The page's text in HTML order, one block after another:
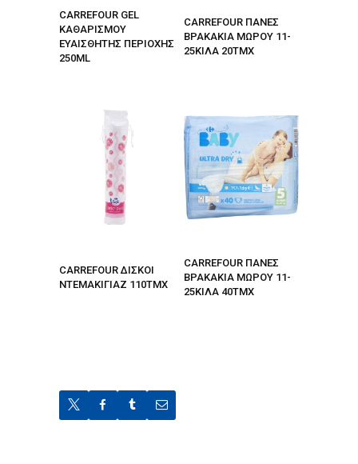
CARREFOUR GEL
ΚΑΘΑΡΙΣΜΟΥ
ΕΥΑΙΣΘΗΤΗΣ ΠΕΡΙΟΧΗΣ
250ML
CARREFOUR ΠΑΝΕΣ
ΒΡΑΚΑΚΙΑ ΜΩΡΟΥ 11-
25ΚΙΛΑ 20ΤΜΧ
CARREFOUR ΔΙΣΚΟΙ
ΝΤΕΜΑΚΙΓΙΑΖ 110ΤΜΧ
CARREFOUR ΠΑΝΕΣ
ΒΡΑΚΑΚΙΑ ΜΩΡΟΥ 11-
25ΚΙΛΑ 40ΤΜΧ